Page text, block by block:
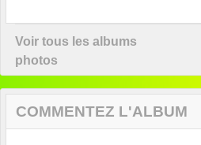
Voir tous les albums
photos
COMMENTEZ L'ALBUM